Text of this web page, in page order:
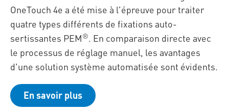
OneTouch 4e a été mise à l'épreuve pour traiter
quatre types différents de fixations auto-
sertissantes PEM®. En comparaison directe avec
le processus de réglage manuel, les avantages
d'une solution système automatisée sont évidents.
En savoir plus